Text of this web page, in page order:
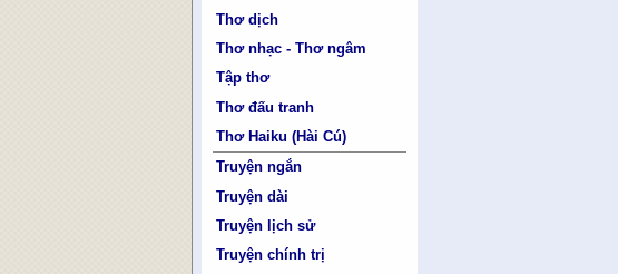
Thơ dịch
Thơ nhạc - Thơ ngâm
Tập thơ
Thơ đấu tranh
Thơ Haiku (Hài Cú)
Truyện ngắn
Truyện dài
Truyện lịch sử
Truyện chính trị